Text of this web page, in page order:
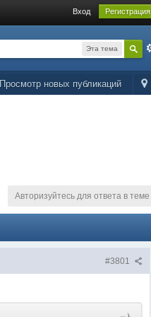
Вход Регистрация
Эта тема
Просмотр новых публикаций
Авторизуйтесь для ответа в теме
#3801